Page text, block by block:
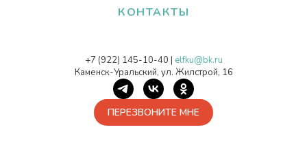
КОНТАКТЫ
+7 (922) 145-10-40 | elfku@bk.ru
Каменск-Уральский, ул. Жилстрой, 16
ПЕРЕЗВОНИТЕ МНЕ